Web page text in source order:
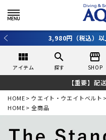
3,980円（税込）以
view_module
アイテム
search
探す
storefront
SHOP
【重要】配
HOME ウエイト・ウエイトベルト
HOME
全商品